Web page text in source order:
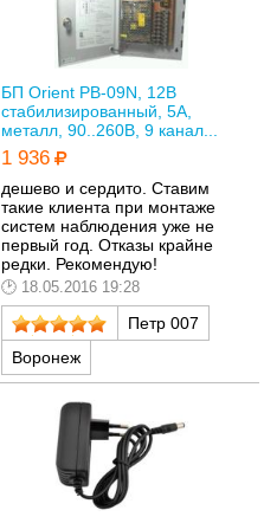
БП Orient PB-09N, 12В
стабилизированный, 5А,
металл, 90..260В, 9 канал...
1 936
дешево и сердито. Ставим
такие клиента при монтаже
систем наблюдения уже не
первый год. Отказы крайне
редки. Рекомендую!
18.05.2016 19:28
Петр 007
Воронеж